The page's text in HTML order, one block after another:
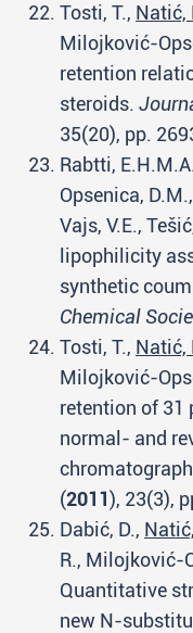
Tosti, T., Natić,
Milojković-
retention
steroids.
35(20), pp.
Rabtti,
Opsenica,
Vajs, V.E.,
lipophilicity
synthetic
Chemical
Tosti, T., Natić,
Milojković-
retention of 31
normal- and
(2011), 23(3),
Dabić, D.,
R., Milojković-
Quantitative
new N-